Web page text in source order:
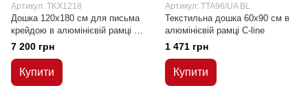
Артикул: TKX1218
Дошка 120x180 см для письма
крейдою в алюмінієвій рамці Х-
line
7 200 грн
Купити
Артикул: TTA96/UA BL
Текстильна дошка 60x90 см в
алюмінієвій рамці C-line
1 471 грн
Купити